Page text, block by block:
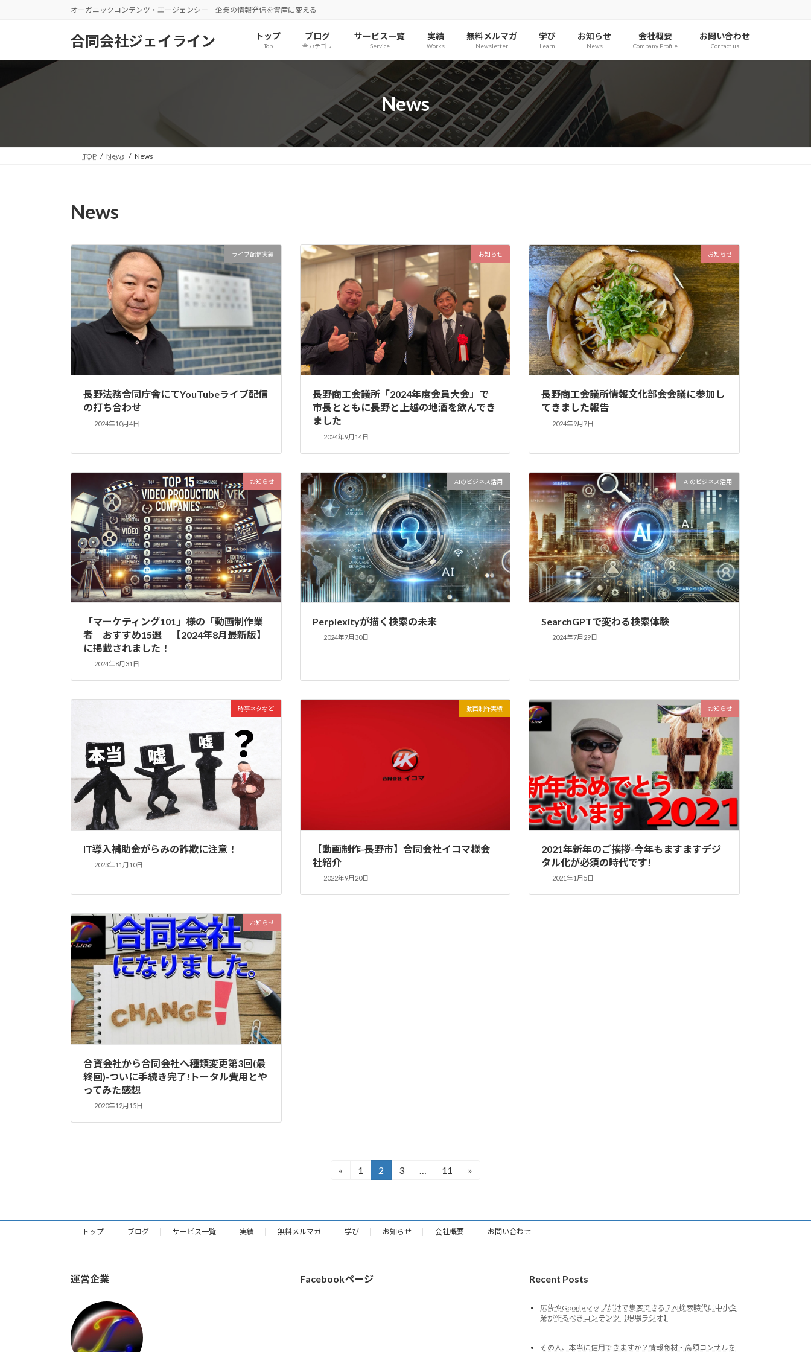
オーガニックコンテンツ・エージェンシー｜企業の情報発信を資産に変える
合同会社ジェイライン トップ
Top
ブログ
全カテゴリ
サービス一覧
Service
実績
Works
無料メルマガ
Newsletter
学び
Learn
お知らせ
News
会社概要
Company Profile
お問い合わせ
Contact us
News
TOP News News
News
ライブ配信実績
長野法務合同庁舎にてYouTubeライブ配信
の打ち合わせ
2024年10月4日
お知らせ
長野商工会議所「2024年度会員大会」で
市長とともに長野と上越の地酒を飲んでき
ました
2024年9月14日
お知らせ
長野商工会議所情報文化部会会議に参加し
てきました報告
2024年9月7日
お知らせ
「マーケティング101」様の「動画制作業
者 おすすめ15選 【2024年8月最新版】
に掲載されました！
2024年8月31日
AIのビジネス活用
Perplexityが描く検索の未来
2024年7月30日
AIのビジネス活用
SearchGPTで変わる検索体験
2024年7月29日
時事ネタなど
IT導入補助金がらみの詐欺に注意！
2023年11月10日
動画制作実績
【動画制作-長野市】合同会社イコマ様会
社紹介
2022年9月20日
お知らせ
2021年新年のご挨拶-今年もますますデジ
タル化が必須の時代です!
2021年1月5日
お知らせ
合資会社から合同会社へ種類変更第3回(最
終回)-ついに手続き完了!トータル費用とや
ってみた感想
2020年12月15日
の
ペ
ジ
送
り
«
固
ジ
1
固
ジ
2
固
ジ
3 …
固
ジ
11 »
トップ ブログ サービス一覧 実績 無料メルマガ 学び お知らせ 会社概要 お問い合わせ
運営企業 Facebookページ Recent Posts
広告やGoogleマップだけで集客できる？AI検索時代に中小企
業が作るべきコンテンツ【現場ラジオ】
その人、本当に信用できますか？情報商材・高額コンサルを